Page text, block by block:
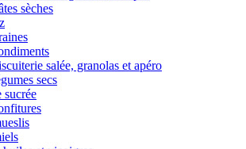
sèches
salée, granolas et apéro
secs
sucrée